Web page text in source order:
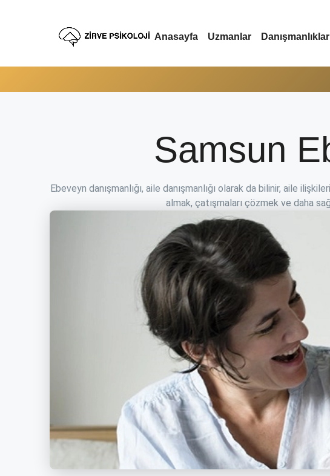
Anasayfa Uzmanlar Danışmanlıklar
Tüm Danışmanlıklar
20+
Alın
Danışmanlıklar
Samsun
Ebeveyn danışmanlığı, aile danışmanlığı olarak da bilinir, aile
almak, çatışmaları çözmek ve daha